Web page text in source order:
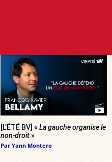
[L’ÉTÉ BV] « La gauche organise le
non-droit»
Par Yann Montero